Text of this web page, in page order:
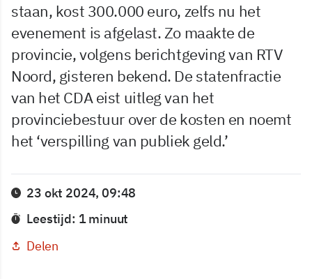
staan, kost 300.000 euro, zelfs nu het
evenement is afgelast. Zo maakte de
provincie, volgens berichtgeving van RTV
Noord, gisteren bekend. De statenfractie
van het CDA eist uitleg van het
provinciebestuur over de kosten en noemt
het ‘verspilling van publiek geld.’
23 okt 2024, 09:48
Leestijd: 1 minuut
Delen